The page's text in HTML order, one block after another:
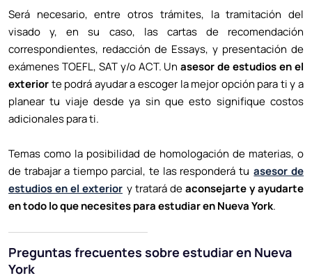
Será necesario, entre otros trámites, la tramitación del
visado y, en su caso, las cartas de recomendación
correspondientes, redacción de Essays, y presentación de
exámenes TOEFL, SAT y/o ACT. Unasesor de estudios en el
exteriorte podrá ayudar a escoger la mejor opción para ti y a
planear tu viaje desde ya sin que esto signifique costos
adicionales para ti.
Temas como la posibilidad de homologación de materias, o
de trabajar a tiempo parcial, te las responderá tu asesor de
estudios en el exterior y tratará deaconsejarte y ayudarte
en todo lo que necesites para estudiar en Nueva York.
Preguntas frecuentes sobre estudiar en Nueva
York